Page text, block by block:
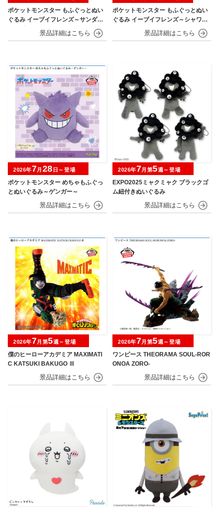
ポケットモンスター もふぐっとぬい
ぐるみ イーブイフレンズ～サンダー
ス・ブースター～おひるねver.
ポケットモンスター もふぐっとぬい
ぐるみ イーブイフレンズ～シャワー
ズ・グレイシア～おひるねver.
ポケットモンスター めちゃもふぐっ
とぬいぐるみ～ゲンガー～
2026年7月 28 日～登場
EXPO2025ミャクミャク ブラックゴ
ム紐付きぬいぐるみ
2026年7月第5週～登場
僕のヒーローアカデミア MAXIMATI
C KATSUKI BAKUGO Ⅲ
2026年7月第5週～登場
ワンピース THEORAMA SOUL-ROR
ONOA ZORO-
2026年7月第5週～登場